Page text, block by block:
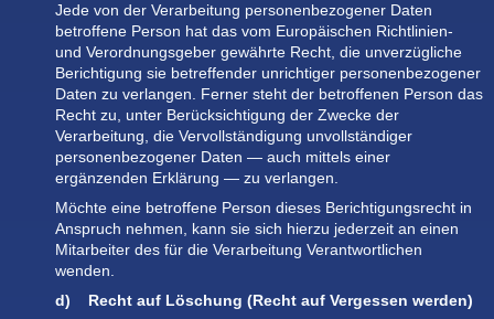
Jede von der Verarbeitung personenbezogener Daten
betroffene Person hat das vom Europäischen Richtlinien-
und Verordnungsgeber gewährte Recht, die unverzügliche
Berichtigung sie betreffender unrichtiger personenbezogener
Daten zu verlangen. Ferner steht der betroffenen Person das
Recht zu, unter Berücksichtigung der Zwecke der
Verarbeitung, die Vervollständigung unvollständiger
personenbezogener Daten — auch mittels einer
ergänzenden Erklärung — zu verlangen.
Möchte eine betroffene Person dieses Berichtigungsrecht in
Anspruch nehmen, kann sie sich hierzu jederzeit an einen
Mitarbeiter des für die Verarbeitung Verantwortlichen
wenden.
d) Recht auf Löschung (Recht auf Vergessen werden)